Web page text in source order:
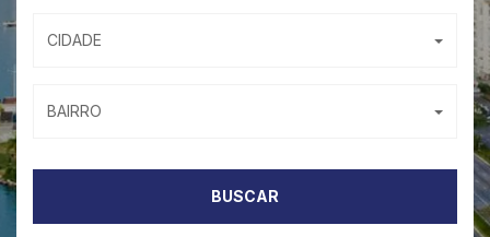
CIDADE
BAIRRO
BUSCAR